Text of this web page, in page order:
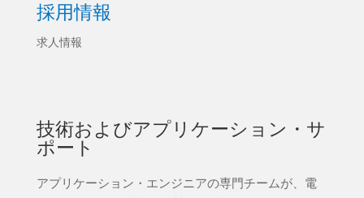
採用情報
求人情報
技術およびアプリケーション・サ
ポート
アプリケーション・エンジニアの専門チームが、電